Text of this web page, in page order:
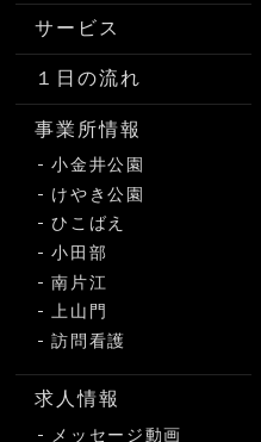
サービス
１日の流れ
事業所情報
小金井公園
けやき公園
ひこばえ
小田部
南片江
上山門
訪問看護
求人情報
メッセージ動画